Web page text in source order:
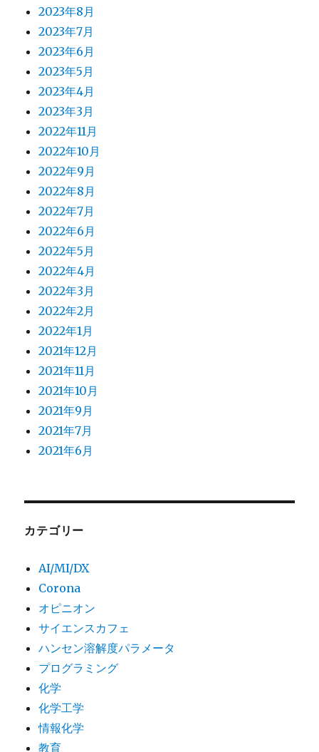
2023年8月
2023年7月
2023年6月
2023年5月
2023年4月
2023年3月
2022年11月
2022年10月
2022年9月
2022年8月
2022年7月
2022年6月
2022年5月
2022年4月
2022年3月
2022年2月
2022年1月
2021年12月
2021年11月
2021年10月
2021年9月
2021年7月
2021年6月
カテゴリー
AI/MI/DX
Corona
オピニオン
サイエンスカフェ
ハンセン溶解度パラメータ
プログラミング
化学
化学工学
情報化学
教育